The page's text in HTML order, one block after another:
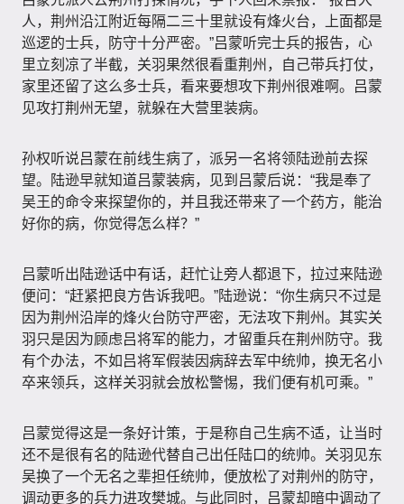
人，荆州沿江附近每隔二三十里就设有烽火台，上面都是
巡逻的士兵，防守十分严密。”吕蒙听完士兵的报告，心
里立刻凉了半截，关羽果然很看重荆州，自己带兵打仗，
家里还留了这么多士兵，看来要想攻下荆州很难啊。吕蒙
见攻打荆州无望，就躲在大营里装病。
孙权听说吕蒙在前线生病了，派另一名将领陆逊前去探
望。陆逊早就知道吕蒙装病，见到吕蒙后说：“我是奉了
吴王的命令来探望你的，并且我还带来了一个药方，能治
好你的病，你觉得怎么样？”
吕蒙听出陆逊话中有话，赶忙让旁人都退下，拉过来陆逊
便问：“赶紧把良方告诉我吧。”陆逊说：“你生病只不过是
因为荆州沿岸的烽火台防守严密，无法攻下荆州。其实关
羽只是因为顾虑吕将军的能力，才留重兵在荆州防守。我
有个办法，不如吕将军假装因病辞去军中统帅，换无名小
卒来领兵，这样关羽就会放松警惕，我们便有机可乘。”
吕蒙觉得这是一条好计策，于是称自己生病不适，让当时
还不是很有名的陆逊代替自己出任陆口的统帅。关羽见东
吴换了一个无名之辈担任统帅，便放松了对荆州的防守，
调动更多的兵力进攻樊城。与此同时，吕蒙却暗中调动了